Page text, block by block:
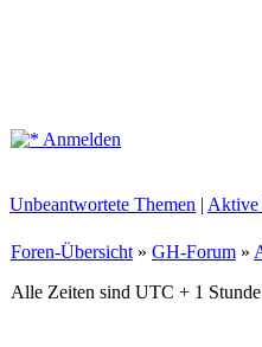
Anmelden
Unbeantwortete Themen | Aktive
Foren-Übersicht » GH-Forum »
Alle Zeiten sind UTC + 1